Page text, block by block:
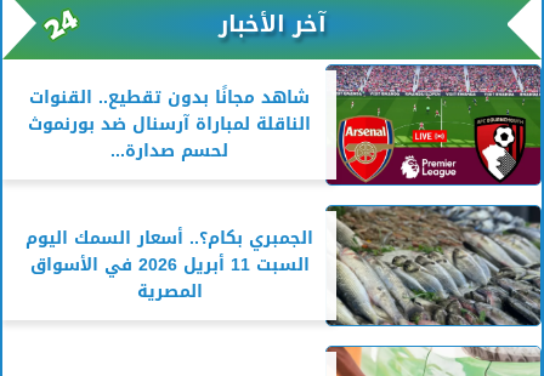
آخر الأخبار
شاهد مجانًا بدون تقطيع.. القنوات
الناقلة لمباراة آرسنال ضد بورنموث
لحسم صدارة...
الجمبري بكام؟.. أسعار السمك اليوم
السبت 11 أبريل 2026 في الأسواق
المصرية